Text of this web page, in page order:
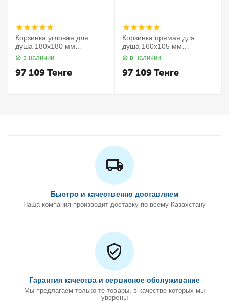
Корзинка угловая для
душа 180х180 мм
Elegance 11657010000
Keuco
в наличии
97 109Тенге
Корзинка прямая для
душа 160х105 мм
Elegance 11658010000
Keuco
в наличии
97 109Тенге
Быстро и качественно доставляем
Наша компания производит доставку по всему Казахстану
Гарантия качества и сервисное обслуживание
Мы предлагаем только те товары, в качестве которых мы
уверены